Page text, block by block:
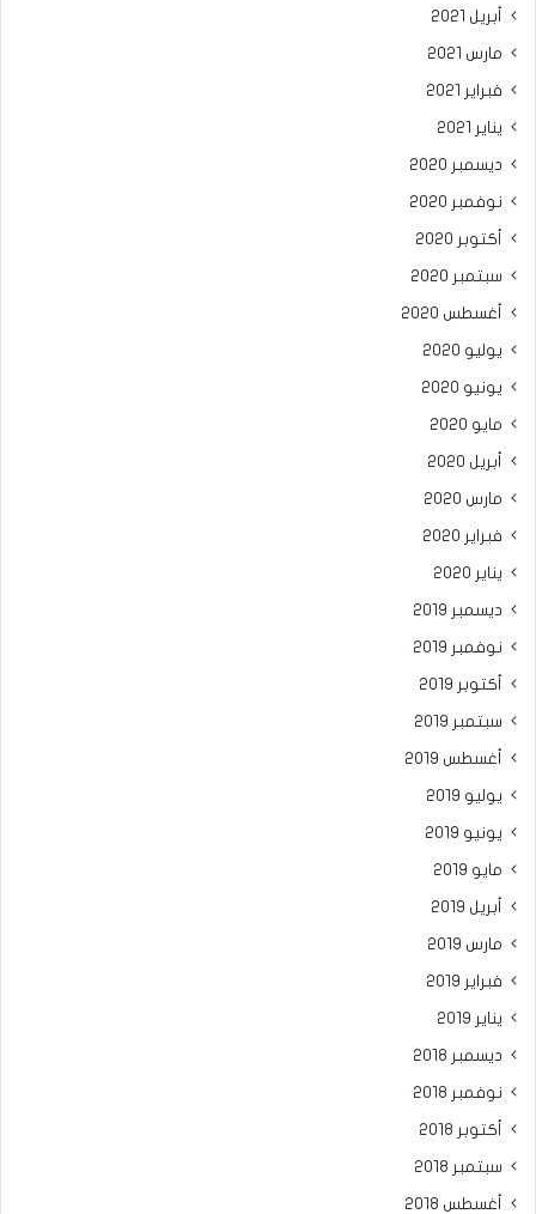
أبريل 2021
مارس 2021
فبراير 2021
يناير 2021
ديسمبر 2020
نوفمبر 2020
أكتوبر 2020
سبتمبر 2020
أغسطس 2020
يوليو 2020
يونيو 2020
مايو 2020
أبريل 2020
مارس 2020
فبراير 2020
يناير 2020
ديسمبر 2019
نوفمبر 2019
أكتوبر 2019
سبتمبر 2019
أغسطس 2019
يوليو 2019
يونيو 2019
مايو 2019
أبريل 2019
مارس 2019
فبراير 2019
يناير 2019
ديسمبر 2018
نوفمبر 2018
أكتوبر 2018
سبتمبر 2018
أغسطس 2018